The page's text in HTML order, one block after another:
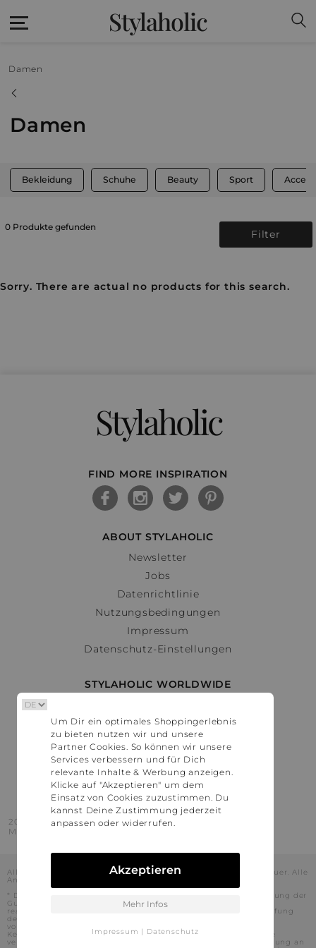
Stylaholic
Damen
Damen
Bekleidung Schuhe Beauty Sport
0 Produkte gefunden
Filter
Sorry. There are actual no products for this search.
Stylaholic
FIND MORE INSPIRATION
ABOUT STYLAHOLIC
Newsletter
Jobs
Datenrichtlinie
Nutzungsbedingungen
Impressum
Datenschutz-Einstellungen
STYLAHOLIC WORLDWIDE
Österreich
Schweiz
France
United States
2016 - 2026 © Stylaholic.
Made for you with love in munich.
Alle Preise inkl. der jeweils geltenden gesetzlichen Mehrwertsteuer. Alle
Angaben ohne Gewähr.
* Die angezeigten Preise beinhalten Rabatte, die durch die Nutzung der
Gutschein-Codes auf den Seiten unserer Partner voraussichtlich
realisiert werden können. Stylaholic führt keine vollständige Prüfung
der Gutschein-Codes durch und es kann daher in Einzelfällen
vorkommen, dass die Gutscheine abweichend von unserem
Kenntnisstand bei dem jeweiligen Shop nicht oder nur teilweise
verwendet werden können. Darüber hinaus kann deren Verwendung an
Um Dir ein optimales Shoppingerlebnis
zu bieten nutzen wir und unsere
Partner Cookies. So können wir unsere
Services verbessern und für Dich
relevante Inhalte & Werbung anzeigen.
Klicke auf "Akzeptieren" um dem
Einsatz von Cookies zuzustimmen. Du
kannst Deine Zustimmung jederzeit
anpassen oder widerrufen.
Akzeptieren
Mehr Infos
Impressum | Datenschutz